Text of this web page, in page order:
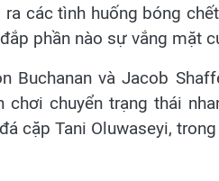
các tình huống bóng
phần nào sự vắng mặt
Buchanan và Jacob
chuyển trạng thái
cặp Tani Oluwaseyi,